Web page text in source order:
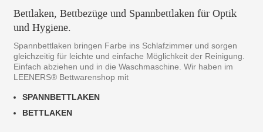
Bettlaken, Bettbezüge und Spannbettlaken für Optik
und Hygiene.
Spannbettlaken bringen Farbe ins Schlafzimmer und sorgen
gleichzeitig für leichte und einfache Möglichkeit der Reinigung.
Einfach abziehen und in die Waschmaschine. Wir haben im
LEENERS® Bettwarenshop mit
SPANNBETTLAKEN
BETTLAKEN